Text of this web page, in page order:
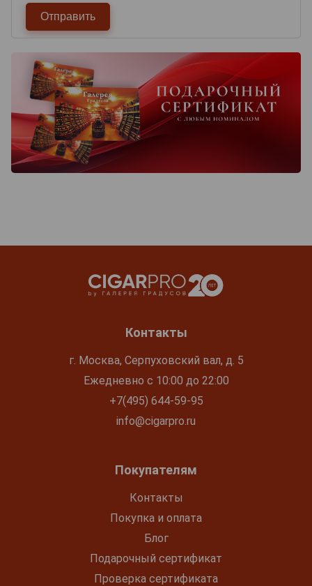
Контакты
г. Москва, Серпуховский вал, д. 5
Ежедневно с 10:00 до 22:00
+7(495) 644-59-95
info@cigarpro.ru
Покупателям
Контакты
Покупка и оплата
Блог
Подарочный сертификат
Проверка сертификата